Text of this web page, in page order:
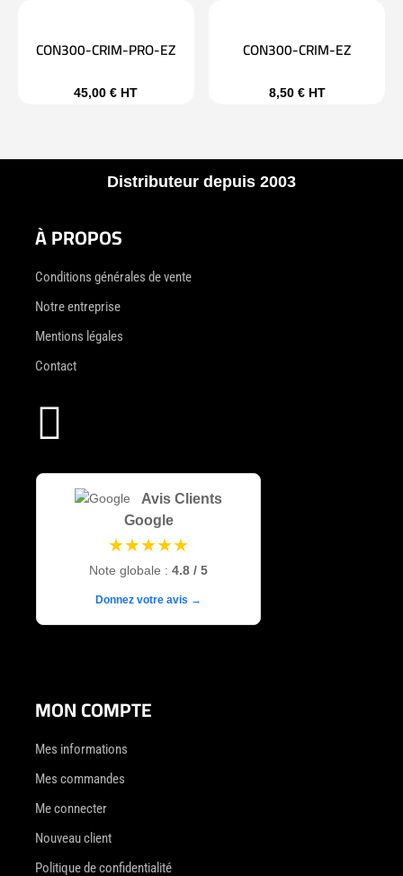
CON300-CRIM-PRO-EZ
45,00€ HT
CON300-CRIM-EZ
8,50 € HT
Distributeur depuis 2003
À PROPOS
Conditions générales de vente
Notre entreprise
Mentions légales
Contact

Avis Clients
Google
★★★★★
Note globale : 4.8 / 5
Donnez votre avis →
MON COMPTE
Mes informations
Mes commandes
Me connecter
Nouveau client
Politique de confidentialité